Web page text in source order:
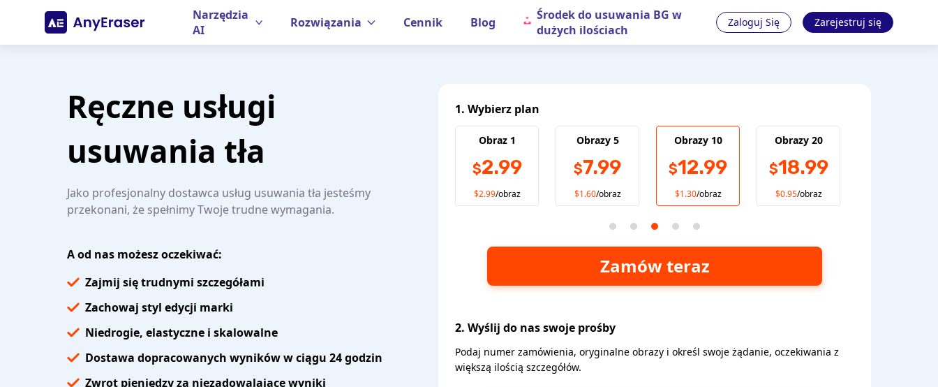
Narzędzia
AI
Rozwiązania Cennik Blog
Środek do usuwania BG w
dużych ilościach
Zaloguj Się Zarejestruj się
Ręczne usługi
usuwania tła
Jako profesjonalny dostawca usług usuwania tła jesteśmy
przekonani, że spełnimy Twoje trudne wymagania.
A od nas możesz oczekiwać:
Zajmij się trudnymi szczegółami
Zachowaj styl edycji marki
Niedrogie, elastyczne i skalowalne
Dostawa dopracowanych wyników w ciągu 24 godzin
Zwrot pieniędzy za niezadowalające wyniki
1. Wybierz plan
Obraz 1
$2.99
$2.99/obraz
Obrazy 5
$7.99
$1.60/obraz
Obrazy 10
$12.99
$1.30/obraz
Obrazy 20
$18.99
$0.95/obraz
Zamów teraz
2. Wyślij do nas swoje prośby
Podaj numer zamówienia, oryginalne obrazy i określ swoje żądanie, oczekiwania z
większą ilością szczegółów.